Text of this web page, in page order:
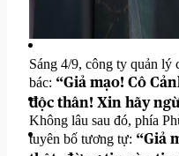
Sáng 4/9, công ty quản lý
bác: “Giả mạo! Cô
độc thân! Xin hãy
Không lâu sau đó, phía
tuyên bố tương tự: “Giả